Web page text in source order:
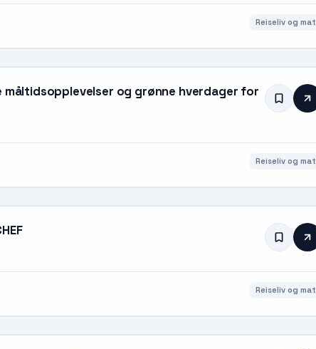
Reiseliv og mat
og grønne hverdager for
Reiseliv og mat
Reiseliv og mat